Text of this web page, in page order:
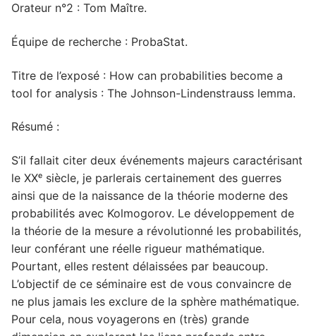
Orateur n°2 : Tom Maître.
Équipe de recherche : ProbaStat.
Titre de l’exposé : How can probabilities become a
tool for analysis : The Johnson-Lindenstrauss lemma.
Résumé :
S’il fallait citer deux événements majeurs caractérisant
le XXᵉ siècle, je parlerais certainement des guerres
ainsi que de la naissance de la théorie moderne des
probabilités avec Kolmogorov. Le développement de
la théorie de la mesure a révolutionné les probabilités,
leur conférant une réelle rigueur mathématique.
Pourtant, elles restent délaissées par beaucoup.
L’objectif de ce séminaire est de vous convaincre de
ne plus jamais les exclure de la sphère mathématique.
Pour cela, nous voyagerons en (très) grande